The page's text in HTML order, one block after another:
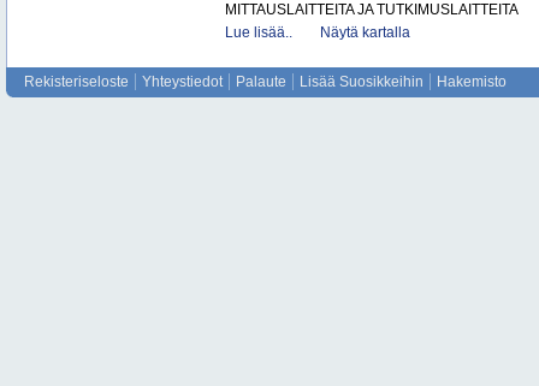
MITTAUSLAITTEITA JA TUTKIMUSLAITTEITA
Lue lisää..
Näytä kartalla
Rekisteriseloste Yhteystiedot Palaute Lisää Suosikkeihin Hakemisto